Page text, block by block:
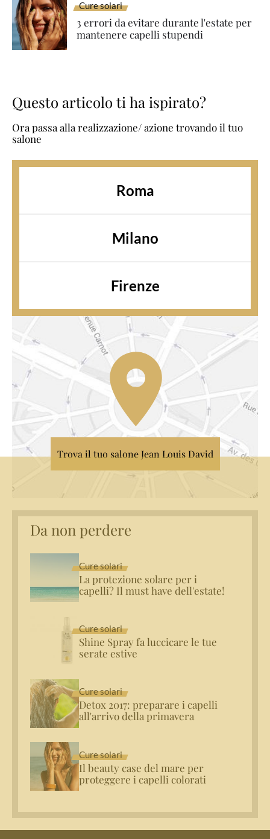
Cure solari
3 errori da evitare durante l'estate per
mantenere capelli stupendi
Questo articolo ti ha ispirato?
Ora passa alla realizzazione/ azione trovando il tuo
salone
Roma
Milano
Firenze
Trova il tuo salone Jean Louis David
Da non perdere
Cure solari
La protezione solare per i
capelli? Il must have dell'estate!
Cure solari
Shine Spray fa luccicare le tue
serate estive
Cure solari
Detox 2017: preparare i capelli
all'arrivo della primavera
Cure solari
Il beauty case del mare per
proteggere i capelli colorati